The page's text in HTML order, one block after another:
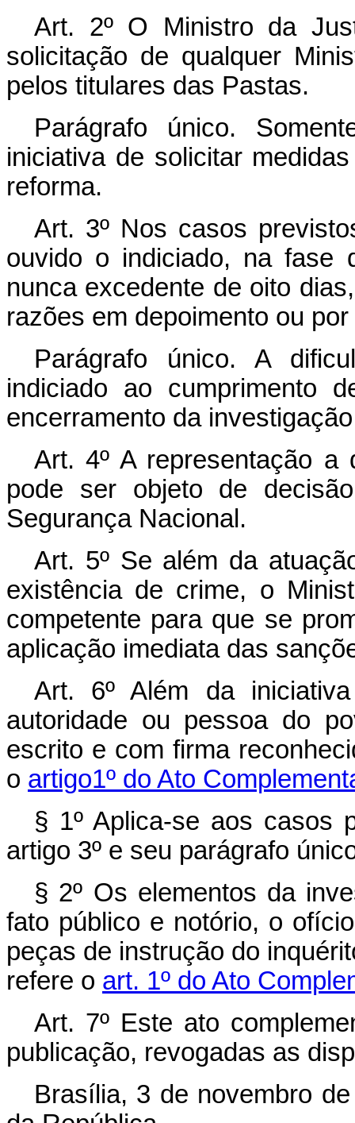
Art. 2º O Ministro da
solicitação de qualquer
pelos titulares das Pastas.
Parágrafo único.
iniciativa de solicitar
reforma.
Art. 3º Nos casos
ouvido o indiciado, na fase
nunca excedente de oito
razões em depoimento ou
Parágrafo único. A
indiciado ao cumprimento
encerramento da
Art. 4º A representação
pode ser objeto de
Segurança Nacional.
Art. 5º Se além da
existência de crime, o
competente para que se
aplicação imediata das
Art. 6º Além da
autoridade ou pessoa do
escrito e com firma
o artigo1º do Ato
§ 1º Aplica-se aos casos
artigo 3º e seu parágrafo
§ 2º Os elementos da
fato público e notório, o
peças de instrução do
refere o art. 1º do Ato
Art. 7º Este ato
publicação, revogadas as
Brasília, 3 de novembro